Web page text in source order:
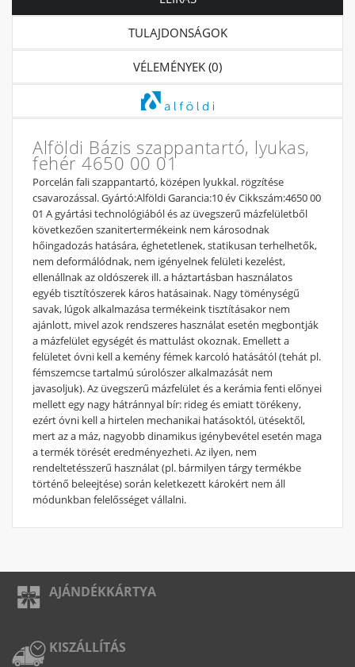
TULAJDONSÁGOK
VÉLEMÉNYEK (0)
Alföldi Bázis szappantartó, lyukas,
fehér 4650 00 01
Porcelán fali szappantartó, középen lyukkal. rögzítése
csavarozással. Gyártó:Alföldi Garancia:10 év Cikkszám:4650 00
01 A gyártási technológiából és az üvegszerű mázfelületből
következően szanitertermékeink nem károsodnak
hőingadozás hatására, éghetetlenek, statikusan terhelhetők,
nem deformálódnak, nem igényelnek felületi kezelést,
ellenállnak az oldószerek ill. a háztartásban használatos
egyéb tisztítószerek káros hatásainak. Nagy töménységű
savak, lúgok alkalmazása termékeink tisztításakor nem
ajánlott, mivel azok rendszeres használat esetén megbontják
a mázfelület egységét és mattulást okoznak. Emellett a
felületet óvni kell a kemény fémek karcoló hatásától (tehát pl.
fémszemcse tartalmú súrolószer alkalmazását nem
javasoljuk). Az üvegszerű mázfelület és a kerámia fenti előnyei
mellett egy nagy hátránnyal bír: rideg és emiatt törékeny,
ezért óvni kell a hirtelen mechanikai hatásoktól, ütésektől,
mert az a máz, nagyobb dinamikus igénybevétel esetén maga
a termék törését eredményezheti. Az ilyen, nem
rendeltetésszerű használat (pl. bármilyen tárgy termékbe
történő beleejtése) során keletkezett károkért nem áll
módunkban felelősséget vállalni.
AJÁNDÉKKÁRTYA
KISZÁLLÍTÁS